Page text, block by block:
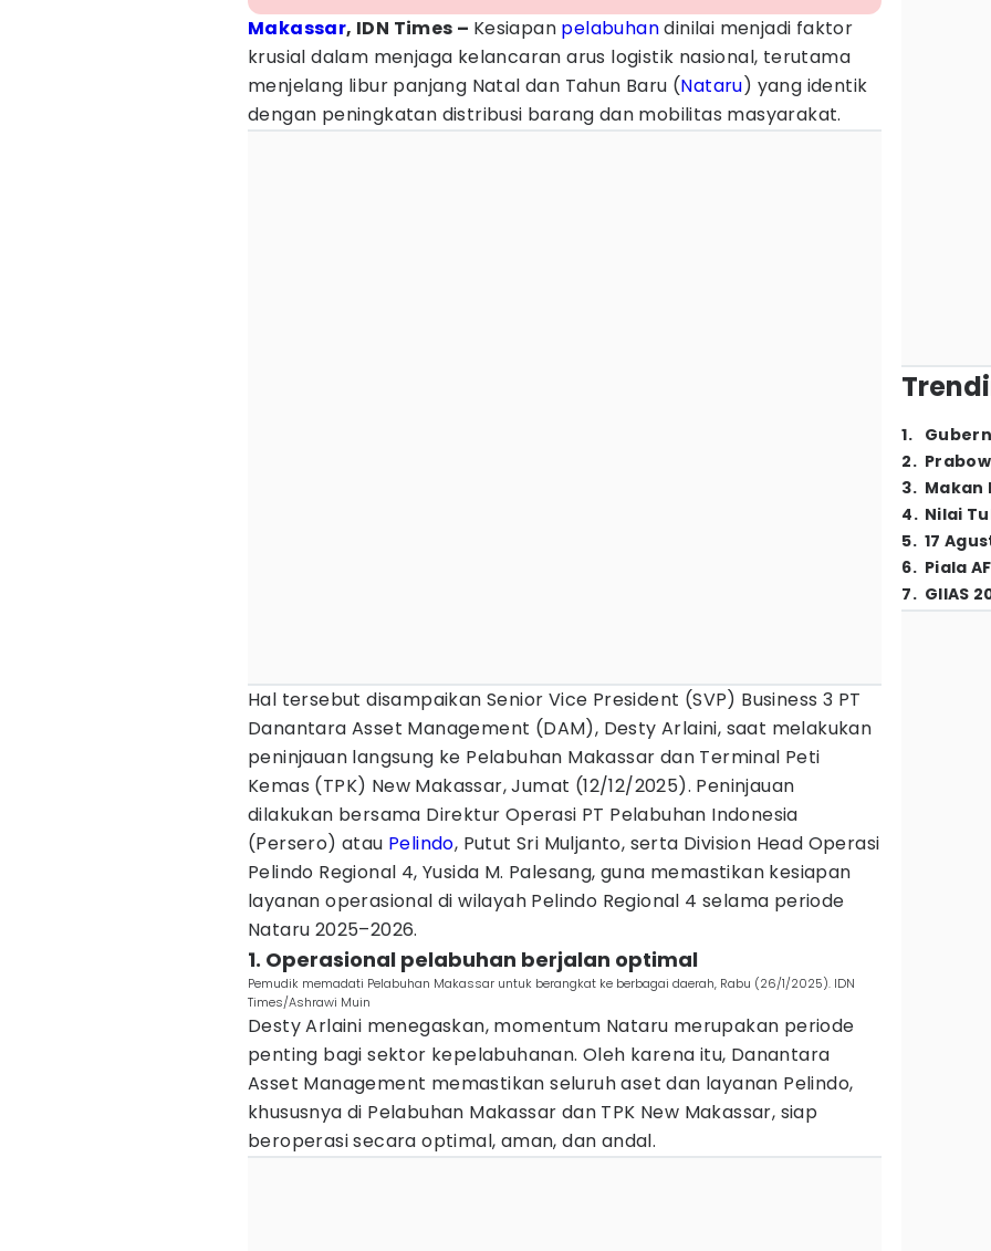
Makassar, IDN Times – Kesiapan pelabuhandinilai menjadi faktor
krusial dalam menjaga kelancaran arus logistik nasional, terutama
menjelang libur panjang Natal dan Tahun Baru (Nataru) yang identik
dengan peningkatan distribusi barang dan mobilitas masyarakat.
Hal tersebut disampaikan Senior Vice President (SVP) Business 3 PT
Danantara Asset Management (DAM), Desty Arlaini, saat melakukan
peninjauan langsung ke Pelabuhan Makassar dan Terminal Peti
Kemas (TPK) New Makassar, Jumat (12/12/2025). Peninjauan
dilakukan bersama Direktur Operasi PT Pelabuhan Indonesia
(Persero) atau Pelindo, Putut Sri Muljanto, serta Division Head Operasi
Pelindo Regional 4, Yusida M. Palesang, guna memastikan kesiapan
layanan operasional di wilayah Pelindo Regional 4 selama periode
Nataru 2025–2026.
1. Operasional pelabuhan berjalan optimal
Pemudik memadati Pelabuhan Makassar untuk berangkat ke berbagai daerah, Rabu (26/1/2025). IDN
Times/Ashrawi Muin
Desty Arlaini menegaskan, momentum Nataru merupakan periode
penting bagi sektor kepelabuhanan. Oleh karena itu, Danantara
Asset Management memastikan seluruh aset dan layanan Pelindo,
khususnya di Pelabuhan Makassar dan TPK New Makassar, siap
beroperasi secara optimal, aman, dan andal.
1.
2.
3. Makan
4. Nilai
5. 17
6. Piala
7. GIIAS